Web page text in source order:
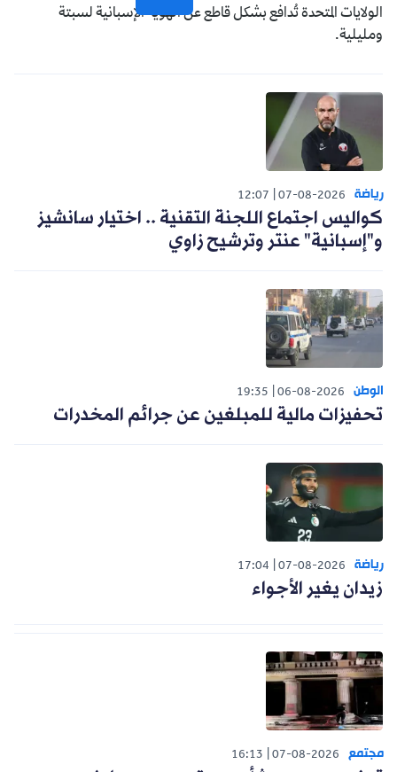
الولايات المتحدة تُدافع بشكل قاطع عن الهوية الإسبانية لسبتة
ومليلية.
رياضة 07-08-2026
12:07
كواليس اجتماع اللجنة التقنية .. اختيار سانشيز
و"إسبانية" عنتر وترشيح زاوي
الوطن 06-08-2026
19:35
تحفيزات مالية للمبلغين عن جرائم المخدرات
رياضة 07-08-2026
17:04
زيدان يغير الأجواء
مجتمع 07-08-2026
16:13